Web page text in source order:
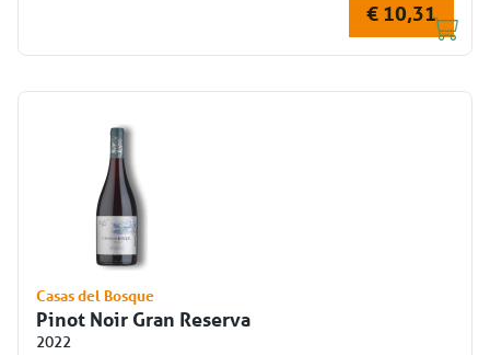
€ 10,31
Casas del Bosque
Pinot Noir Gran Reserva
2022